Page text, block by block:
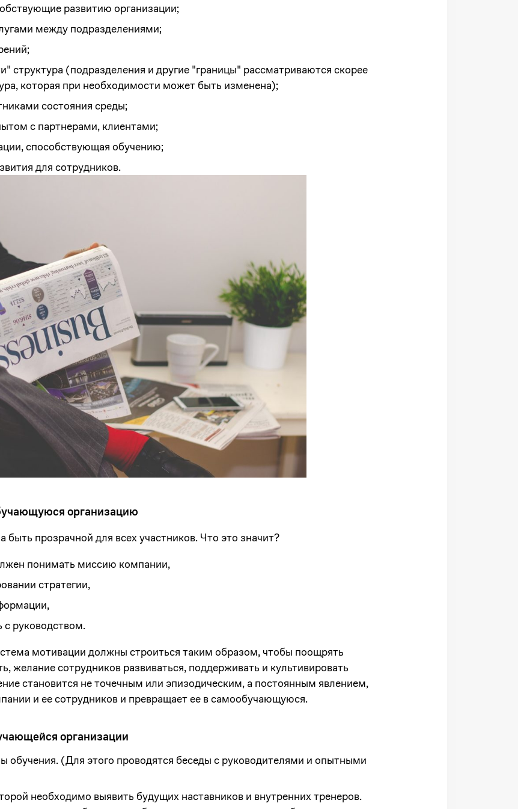
развитию организации;
между подразделениями;
структура (подразделения и другие "границы" рассматриваются скорее
которая при необходимости может быть изменена);
состояния среды;
с партнерами, клиентами;
способствующая обучению;
для сотрудников.
организацию
прозрачной для всех участников. Что это значит?
понимать миссию компании,
стратегии,
с руководством.
мотивации должны строиться таким образом, чтобы поощрять
желание сотрудников развиваться, поддерживать и культивировать
становится не точечным или эпизодическим, а постоянным явлением,
и ее сотрудников и превращает ее в самообучающуюся.
организации
обучения. (Для этого проводятся беседы с руководителями и опытными
необходимо выявить будущих наставников и внутренних тренеров.